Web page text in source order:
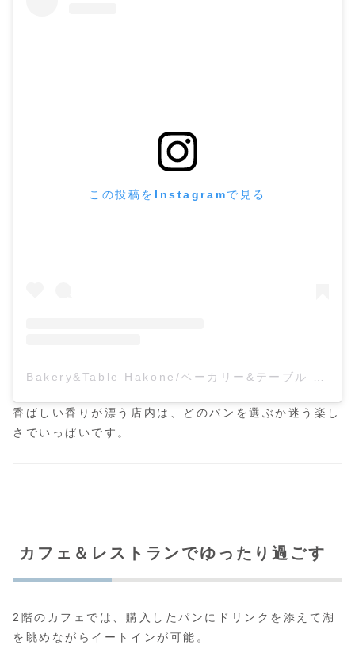
この投稿をInstagramで見る
香ばしい香りが漂う店内は、どのパンを選ぶか迷う楽し
さでいっぱいです。
カフェ＆レストランでゆったり過ごす
2階のカフェでは、購入したパンにドリンクを添えて湖
を眺めながらイートインが可能。